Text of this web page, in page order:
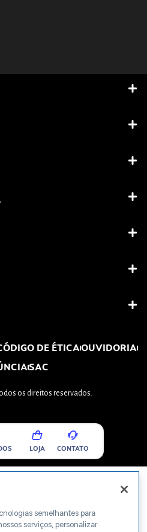
DE ÉTICAOUVIDORIA
SAC
os direitos reservados.
LOJA CONTATO
semelhantes para
serviços, personalizar